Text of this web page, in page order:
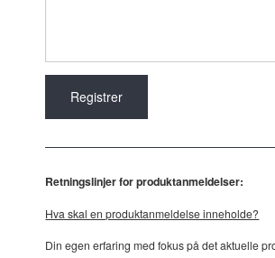
Retningslinjer for produktanmeldelser:
Hva skal en produktanmeldelse inneholde?
Din egen erfaring med fokus på det aktuelle